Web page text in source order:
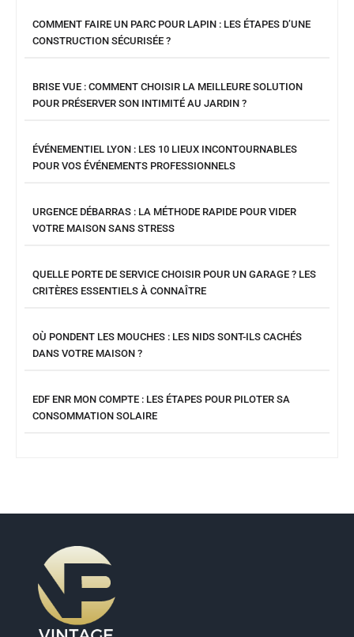
COMMENT FAIRE UN PARC POUR LAPIN : LES ÉTAPES D’UNE
CONSTRUCTION SÉCURISÉE ?
BRISE VUE : COMMENT CHOISIR LA MEILLEURE SOLUTION
POUR PRÉSERVER SON INTIMITÉ AU JARDIN ?
ÉVÉNEMENTIEL LYON : LES 10 LIEUX INCONTOURNABLES
POUR VOS ÉVÉNEMENTS PROFESSIONNELS
URGENCE DÉBARRAS : LA MÉTHODE RAPIDE POUR VIDER
VOTRE MAISON SANS STRESS
QUELLE PORTE DE SERVICE CHOISIR POUR UN GARAGE ? LES
CRITÈRES ESSENTIELS À CONNAÎTRE
OÙ PONDENT LES MOUCHES : LES NIDS SONT-ILS CACHÉS
DANS VOTRE MAISON ?
EDF ENR MON COMPTE : LES ÉTAPES POUR PILOTER SA
CONSOMMATION SOLAIRE